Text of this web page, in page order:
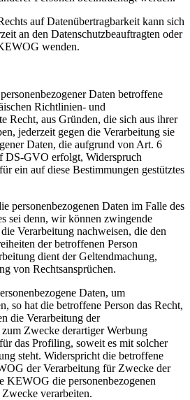
auf Datenübertragbarkeit kann sich
an den Datenschutzbeauftragten oder
wenden.
Daten betroffene
Richtlinien- und
Recht, aus Gründen, die sich aus ihrer
jederzeit gegen die Verarbeitung sie
Daten, die aufgrund von Art. 6
DS-GVO erfolgt, Widerspruch
ein auf diese Bestimmungen gestütztes
personenbezogenen Daten im Falle des
sei denn, wir können zwingende
Verarbeitung nachweisen, die den
der betroffenen Person
dient der Geltendmachung,
von Rechtsansprüchen.
Daten, um
so hat die betroffene Person das Recht,
die Verarbeitung der
Zwecke derartiger Werbung
das Profiling, soweit es mit solcher
steht. Widerspricht die betroffene
der Verarbeitung für Zwecke der
KEWOG die personenbezogenen
verarbeiten.